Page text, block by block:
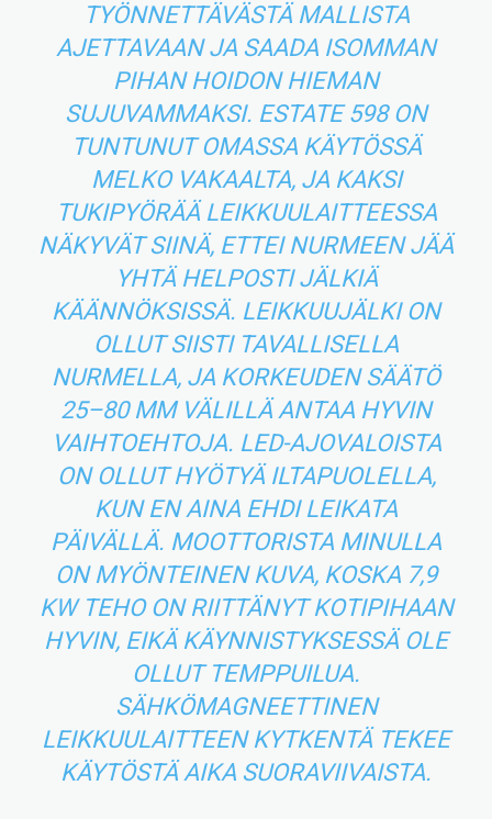
TYÖNNETTÄVÄSTÄ MALLISTA
AJETTAVAAN JA SAADA ISOMMAN
PIHAN HOIDON HIEMAN
SUJUVAMMAKSI. ESTATE 598 ON
TUNTUNUT OMASSA KÄYTÖSSÄ
MELKO VAKAALTA, JA KAKSI
TUKIPYÖRÄÄ LEIKKUULAITTEESSA
NÄKYVÄT SIINÄ, ETTEI NURMEEN JÄÄ
YHTÄ HELPOSTI JÄLKIÄ
KÄÄNNÖKSISSÄ. LEIKKUUJÄLKI ON
OLLUT SIISTI TAVALLISELLA
NURMELLA, JA KORKEUDEN SÄÄTÖ
25–80 MM VÄLILLÄ ANTAA HYVIN
VAIHTOEHTOJA. LED-AJOVALOISTA
ON OLLUT HYÖTYÄ ILTAPUOLELLA,
KUN EN AINA EHDI LEIKATA
PÄIVÄLLÄ. MOOTTORISTA MINULLA
ON MYÖNTEINEN KUVA, KOSKA 7,9
KW TEHO ON RIITTÄNYT KOTIPIHAAN
HYVIN, EIKÄ KÄYNNISTYKSESSÄ OLE
OLLUT TEMPPUILUA.
SÄHKÖMAGNEETTINEN
LEIKKUULAITTEEN KYTKENTÄ TEKEE
KÄYTÖSTÄ AIKA SUORAVIIVAISTA.